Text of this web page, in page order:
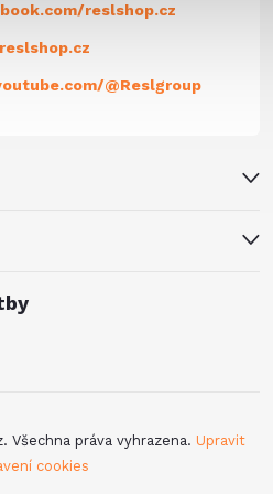
reslshop.cz
reslshop.cz
@Reslgroup
. Všechna práva vyhrazena. Upravit
cookies